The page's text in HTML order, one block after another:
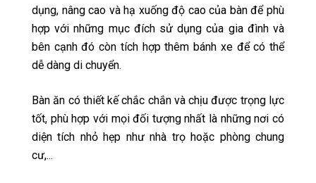
dụng, nâng cao và hạ xuống độ cao của bàn để phù
hợp với những mục đích sử dụng của gia đình và
bên cạnh đó còn tích hợp thêm bánh xe để có thể
dễ dàng di chuyển.
Bàn ăn có thiết kế chắc chắn và chịu được trọng lực
tốt, phù hợp với mọi đối tượng nhất là những nơi có
diện tích nhỏ hẹp như nhà trọ hoặc phòng chung
cư,...